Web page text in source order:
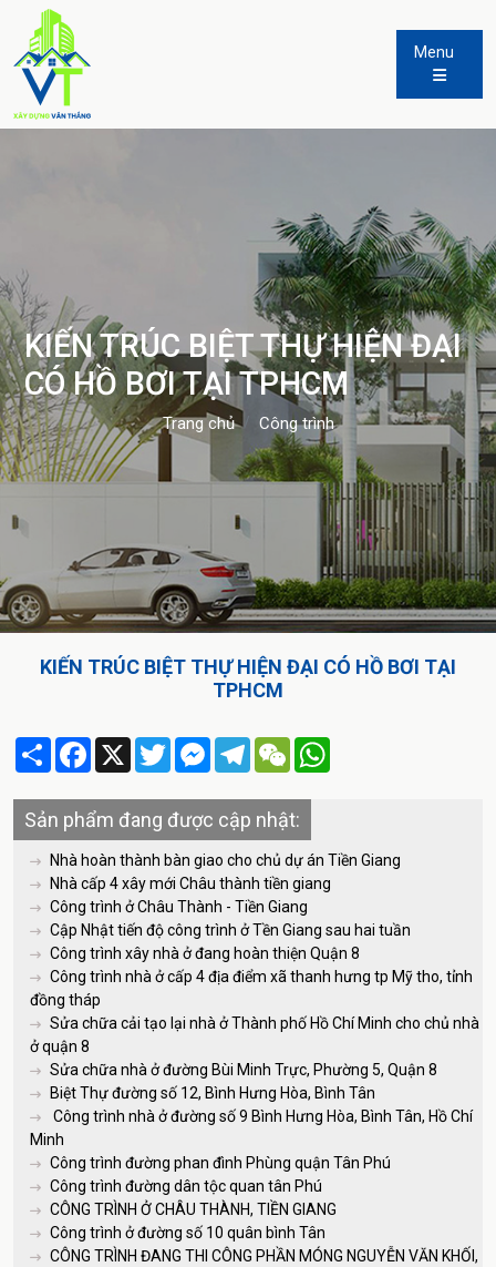
Menu
KIẾN TRÚC BIỆT THỰ HIỆN ĐẠI
CÓ HỒ BƠI TẠI TPHCM
Trang chủ Công trình
KIẾN TRÚC BIỆT THỰ HIỆN ĐẠI CÓ HỒ BƠI TẠI
TPHCM
Share Facebook
X TwitterMessengerTelegramWeChat
Sản phẩm đang được cập nhật:
Nhà hoàn thành bàn giao cho chủ dự án Tiền Giang
Nhà cấp 4 xây mới Châu thành tiền giang
Công trình ở Châu Thành - Tiền Giang
Cập Nhật tiến độ công trình ở Tền Giang sau hai tuần
Công trình xây nhà ở đang hoàn thiện Quận 8
Công trình nhà ở cấp 4 địa điểm xã thanh hưng tp Mỹ tho, tỉnh
đồng tháp
Sửa chữa cải tạo lại nhà ở Thành phố Hồ Chí Minh cho chủ nhà
ở quận 8
Sửa chữa nhà ở đường Bùi Minh Trực, Phường 5, Quận 8
Biệt Thự đường số 12, Bình Hưng Hòa, Bình Tân
Công trình nhà ở đường số 9 Bình Hưng Hòa, Bình Tân, Hồ Chí
Minh
Công trình đường phan đình Phùng quận Tân Phú
Công trình đường dân tộc quan tân Phú
CÔNG TRÌNH Ở CHÂU THÀNH, TIỀN GIANG
Công trình ở đường số 10 quân bình Tân
CÔNG TRÌNH ĐANG THI CÔNG PHẦN MÓNG NGUYỄN VĂN KHỐI,